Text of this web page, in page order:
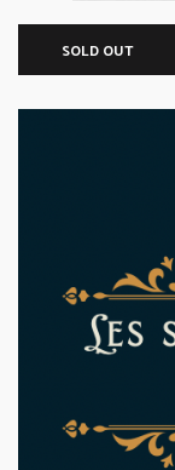
SOLD OUT